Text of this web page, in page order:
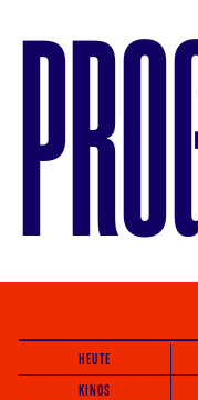
HEUTE
KINOS